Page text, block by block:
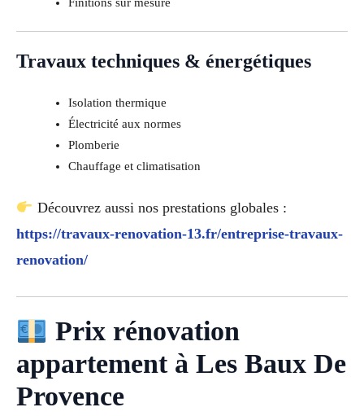
Finitions sur mesure
Travaux techniques & énergétiques
Isolation thermique
Électricité aux normes
Plomberie
Chauffage et climatisation
Découvrez aussi nos prestations globales :
https://travaux-renovation-13.fr/entreprise-travaux-
renovation/
Prix rénovation
appartement à Les Baux De
Provence